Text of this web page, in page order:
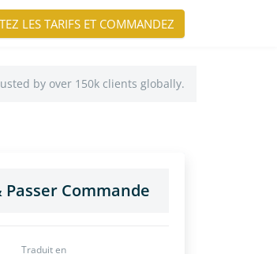
LES TARIFS ET COMMANDEZ
by over 150k clients globally.